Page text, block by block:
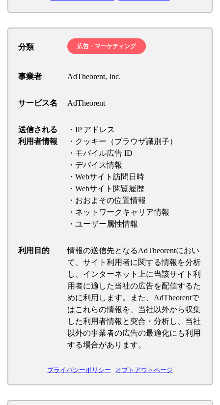
分類 広告・マーケティング
事業者 AdTheorent, Inc.
サービス名 AdTheorent
送信される
利用者情報
・IP アドレス
・クッキー（ブラウザ識別子）
・モバイル広告 ID
・デバイス情報
・Webサイト訪問日時
・Webサイト閲覧履歴
・おおよその位置情報
・ネットワークキャリア情報
・ユーザー属性情報
利用目的
情報の送信先となるAdTheorentにおい
て、サイト利用者に関する情報を分析
し、インターネット上に当該サイト利
用者に適した当社の広告を配信するた
めに利用します。また、AdTheorentで
はこれらの情報を、当社以外から収集
した利用者情報と突合・分析し、当社
以外の事業者の広告の最適化にも利用
する場合があります。
プライバシーポリシー オプトアウトページ